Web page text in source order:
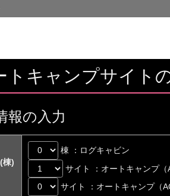
トキャンプサイト
報の入力
棟)
棟 ：ログキャビン
サイト ：オートキャンプ（
サイト ：オートキャンプ（